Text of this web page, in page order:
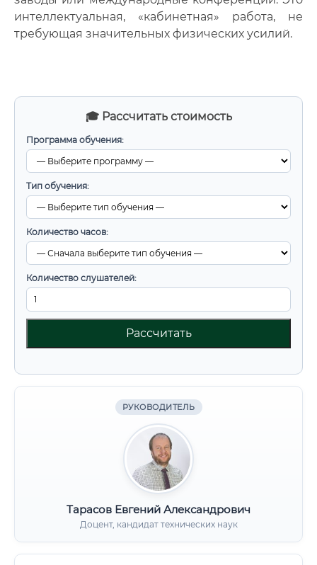
🎓 Рассчитать стоимость
Программа обучения:
Тип обучения:
Количество часов:
Количество слушателей:
Рассчитать
РУКОВОДИТЕЛЬ
Тарасов Евгений Александрович
Доцент, кандидат технических наук
интеллектуальная, «кабинетная» работа, не
требующая значительных физических усилий.